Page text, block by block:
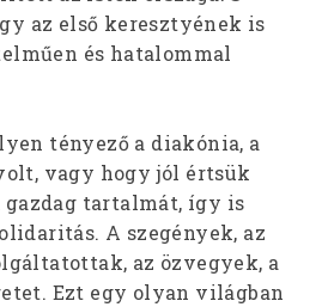
az első keresztyének is
és hatalommal
a diakónia, a
vagy hogy jól értsük
gazdag tartalmát, így is
A szegények, az
az özvegyek, a
Ezt egy olyan világban